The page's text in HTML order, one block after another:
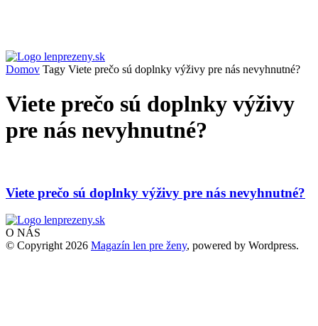
Domov Tagy Viete prečo sú doplnky výživy pre nás nevyhnutné?
Viete prečo sú doplnky výživy
pre nás nevyhnutné?
Viete prečo sú doplnky výživy pre nás nevyhnutné?
O NÁS
© Copyright 2026 Magazín len pre ženy, powered by Wordpress.